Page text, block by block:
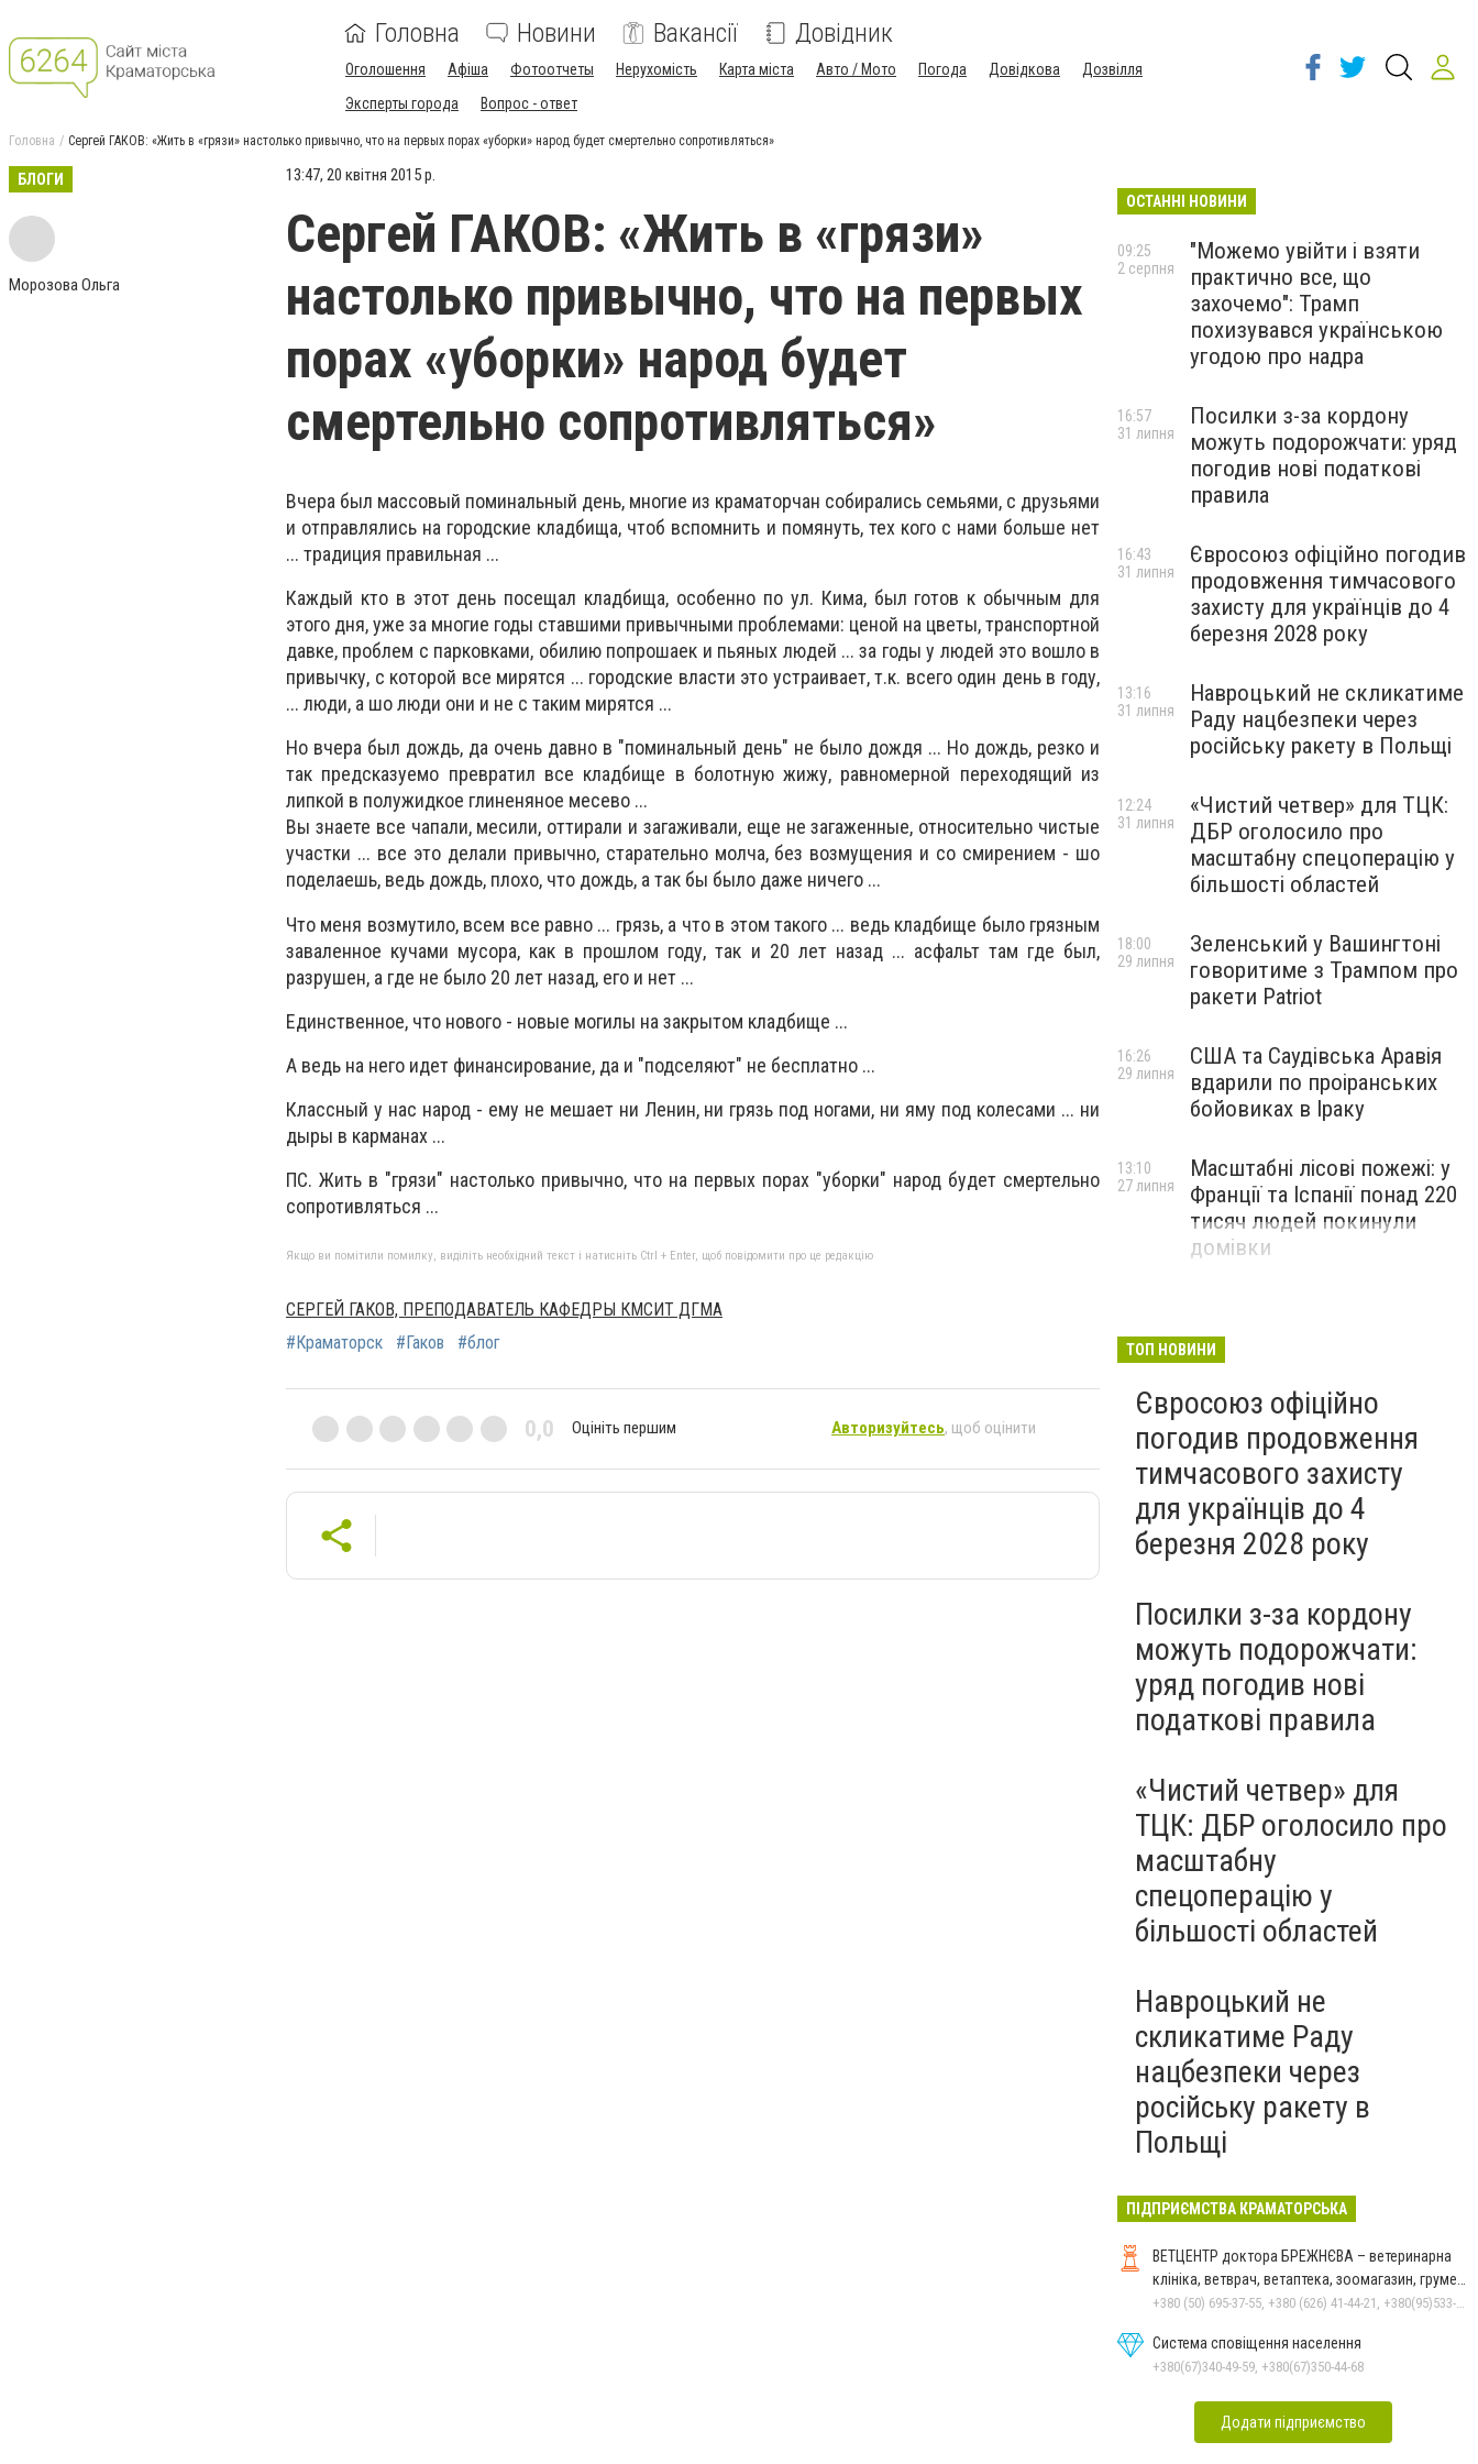
Головна Новини Вакансії Довідник
Оголошення Афіша Фотоотчеты Нерухомість Карта міста Авто / Мото Погода Довідкова
Дозвілля
Эксперты города
Вопрос - ответ
Головна Сергей ГАКОВ: «Жить в «грязи» настолько привычно, что на первых порах «уборки» народ будет смертельно сопротивляться»
БЛОГИ
Морозова Ольга
13:47, 20 квітня 2015 р.
Сергей ГАКОВ: «Жить в «грязи»
настолько привычно, что на первых
порах «уборки» народ будет
смертельно сопротивляться»
Вчера был массовый поминальный день, многие из краматорчан собирались семьями, с друзьями
и отправлялись на городские кладбища, чтоб вспомнить и помянуть, тех кого с нами больше нет
... традиция правильная ...
Каждый кто в этот день посещал кладбища, особенно по ул. Кима, был готов к обычным для
этого дня, уже за многие годы ставшими привычными проблемами: ценой на цветы, транспортной
давке, проблем с парковками, обилию попрошаек и пьяных людей ... за годы у людей это вошло в
привычку, с которой все мирятся ... городские власти это устраивает, т.к. всего один день в году,
... люди, а шо люди они и не с таким мирятся ...
Но вчера был дождь, да очень давно в "поминальный день" не было дождя ... Но дождь, резко и
так предсказуемо превратил все кладбище в болотную жижу, равномерной переходящий из
липкой в полужидкое глиненяное месево ...
Вы знаете все чапали, месили, оттирали и загаживали, еще не загаженные, относительно чистые
участки ... все это делали привычно, старательно молча, без возмущения и со смирением - шо
поделаешь, ведь дождь, плохо, что дождь, а так бы было даже ничего ...
Что меня возмутило, всем все равно ... грязь, а что в этом такого ... ведь кладбище было грязным
заваленное кучами мусора, как в прошлом году, так и 20 лет назад ... асфальт там где был,
разрушен, а где не было 20 лет назад, его и нет ...
Единственное, что нового - новые могилы на закрытом кладбище ...
А ведь на него идет финансирование, да и "подселяют" не бесплатно ...
Классный у нас народ - ему не мешает ни Ленин, ни грязь под ногами, ни яму под колесами ... ни
дыры в карманах ...
ПС. Жить в "грязи" настолько привычно, что на первых порах "уборки" народ будет смертельно
сопротивляться ...
Якщо ви помітили помилку, виділіть необхідний текст і натисніть Ctrl + Enter, щоб повідомити про це редакцію
СЕРГЕЙ ГАКОВ, ПРЕПОДАВАТЕЛЬ КАФЕДРЫ КМСИТ ДГМА
#Краматорск
#Гаков #блог
0,0 Оцініть першим Авторизуйтесь, щоб оцінити
ОСТАННІ НОВИНИ
"Можемо увійти і взяти
практично все, що
захочемо": Трамп
похизувався українською
угодою про надра
09:25
2 серпня
Посилки з-за кордону
можуть подорожчати: уряд
погодив нові податкові
правила
16:57
31 липня
Євросоюз офіційно погодив
продовження тимчасового
захисту для українців до 4
березня 2028 року
16:43
31 липня
Навроцький не скликатиме
Раду нацбезпеки через
російську ракету в Польщі
13:16
31 липня
«Чистий четвер» для ТЦК:
ДБР оголосило про
масштабну спецоперацію у
більшості областей
12:24
31 липня
Зеленський у Вашингтоні
говоритиме з Трампом про
ракети Patriot
18:00
29 липня
США та Саудівська Аравія
вдарили по проіранських
бойовиках в Іраку
16:26
29 липня
Масштабні лісові пожежі: у
Франції та Іспанії понад 220
тисяч людей покинули
домівки
13:10
27 липня
ТОП НОВИНИ
Євросоюз офіційно
погодив продовження
тимчасового захисту
для українців до 4
березня 2028 року
Посилки з-за кордону
можуть подорожчати:
уряд погодив нові
податкові правила
«Чистий четвер» для
ТЦК: ДБР оголосило про
масштабну
спецоперацію у
більшості областей
Навроцький не
скликатиме Раду
нацбезпеки через
російську ракету в
Польщі
ПІДПРИЄМСТВА КРАМАТОРСЬКА
ВЕТЦЕНТР доктора БРЕЖНЄВА – ветеринарна
клініка, ветврач, ветаптека, зоомагазин, грумер,
стрижки.
+380 (50) 695-37-55, +380 (626) 41-44-21, +380(95)533-90-03
Система сповіщення населення
+380(67)340-49-59, +380(67)350-44-68
Додати підприємство